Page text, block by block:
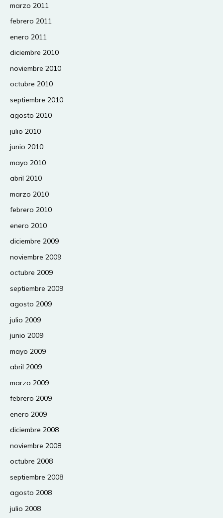
marzo 2011
febrero 2011
enero 2011
diciembre 2010
noviembre 2010
octubre 2010
septiembre 2010
agosto 2010
julio 2010
junio 2010
mayo 2010
abril 2010
marzo 2010
febrero 2010
enero 2010
diciembre 2009
noviembre 2009
octubre 2009
septiembre 2009
agosto 2009
julio 2009
junio 2009
mayo 2009
abril 2009
marzo 2009
febrero 2009
enero 2009
diciembre 2008
noviembre 2008
octubre 2008
septiembre 2008
agosto 2008
julio 2008